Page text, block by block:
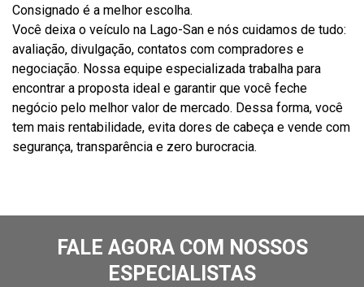
Consignado é a melhor escolha.
Você deixa o veículo na Lago-San e nós cuidamos de tudo:
avaliação, divulgação, contatos com compradores e
negociação. Nossa equipe especializada trabalha para
encontrar a proposta ideal e garantir que você feche
negócio pelo melhor valor de mercado. Dessa forma, você
tem mais rentabilidade, evita dores de cabeça e vende com
segurança, transparência e zero burocracia.
FALE AGORA COM NOSSOS
ESPECIALISTAS